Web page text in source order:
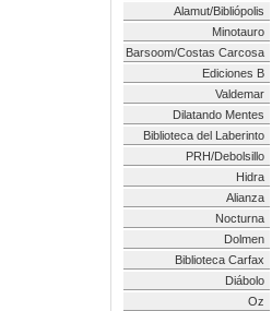
Alamut/Bibliópolis
Minotauro
Barsoom/Costas Carcosa
Ediciones B
Valdemar
Dilatando Mentes
Biblioteca del Laberinto
PRH/Debolsillo
Hidra
Alianza
Nocturna
Dolmen
Biblioteca Carfax
Diábolo
Oz